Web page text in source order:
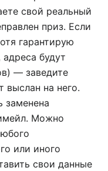
свой реальный
приз. Если
гарантирую
будут
— заведите
выслан на него.
заменена
Можно
или иного
свои данные